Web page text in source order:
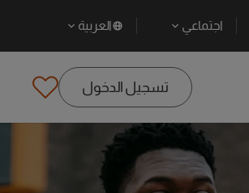
اجتماعي العربية
تسجيل الدخول